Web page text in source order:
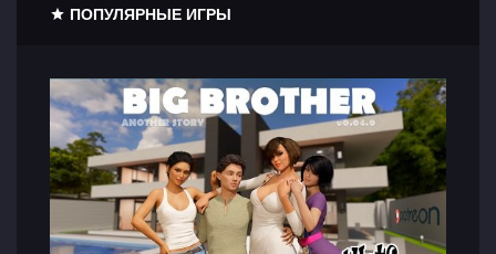
ПОПУЛЯРНЫЕ ИГРЫ